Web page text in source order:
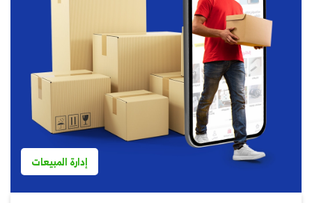
إدارة المبيعات